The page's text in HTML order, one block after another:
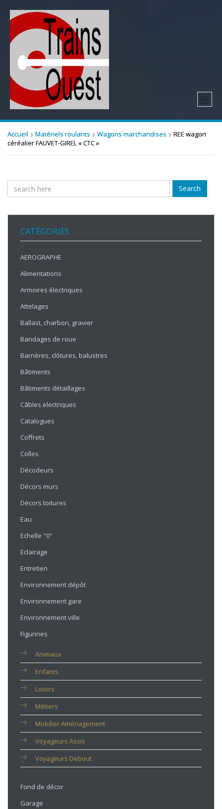
Accueil Matériels roulants Wagons marchandises
REE wagon
céréalier FAUVET-GIREL « CTC »
Search
CATÉGORIES
AEROGRAPHE
Alimentations
Armoires électriques
Attelages
Ballast, charbon, gravier
Bandages de roue
Barrières, clôtures, balustres
Bâtiments
Bâtiments détaillages
Câbles electriques
Catalogues
Coffrets
Colles
Décodeurs
Décors murs
Décors toitures
Eau
Echelle "0"
Eclairage
Entretien
Environnement dépôt
Environnement gare
Environnement ville
Figurines
Animaux
Enfants
Loisirs
Métiers
Mobilier Aménagement
Voyageurs Assis
Voyageurs Debout
Fond de décor
Garage